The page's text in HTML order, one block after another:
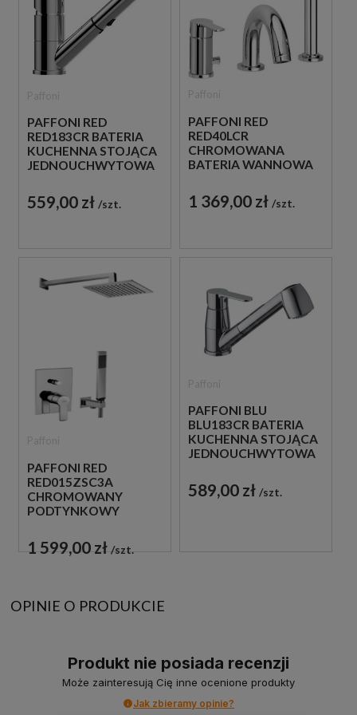
PAFFONI RED
RED183CR BATERIA
KUCHENNA STOJĄCA
JEDNOUCHWYTOWA
559,00 zł szt.
PAFFONI RED
RED40LCR
CHROMOWANA
BATERIA WANNOWA
1 369,00 zł szt.
PAFFONI RED
RED015ZSC3A
CHROMOWANY
PODTYNKOWY
PRYSZNICOWY
1 599,00 zł szt.
PAFFONI BLU
BLU183CR BATERIA
KUCHENNA STOJĄCA
JEDNOUCHWYTOWA
589,00 zł szt.
OPINIE O PRODUKCIE
Produkt nie posiada recenzji
Może zainteresują Cię inne ocenione produkty
Jak zbieramy opinie?